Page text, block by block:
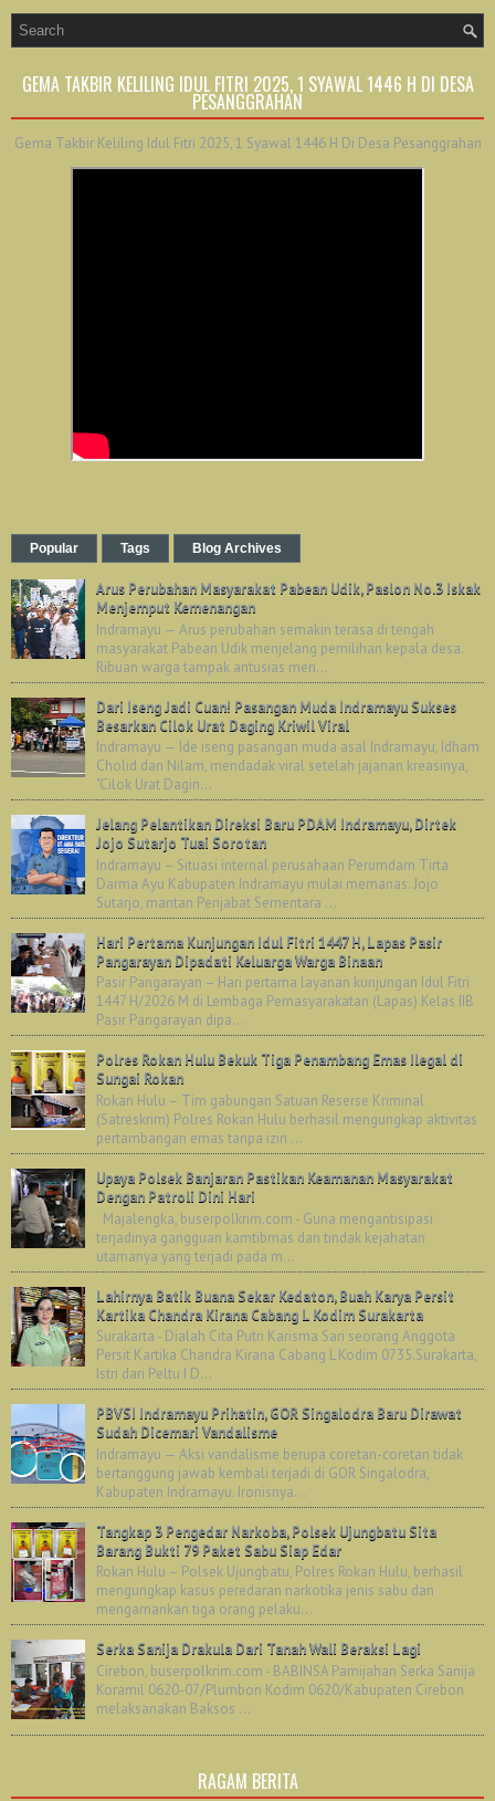
GEMA TAKBIR KELILING IDUL FITRI 2025, 1 SYAWAL 1446 H DI DESA
PESANGGRAHAN
Gema Takbir Keliling Idul Fitri 2025, 1 Syawal 1446 H Di Desa Pesanggrahan
Popular Tags Blog Archives
Arus Perubahan Masyarakat Pabean Udik, Paslon No.3 Iskak
Menjemput Kemenangan
Indramayu — Arus perubahan semakin terasa di tengah
masyarakat Pabean Udik menjelang pemilihan kepala desa.
Ribuan warga tampak antusias men...
Dari Iseng Jadi Cuan! Pasangan Muda Indramayu Sukses
Besarkan Cilok Urat Daging Kriwil Viral
Indramayu — Ide iseng pasangan muda asal Indramayu, Idham
Cholid dan Nilam, mendadak viral setelah jajanan kreasinya,
"Cilok Urat Dagin...
Jelang Pelantikan Direksi Baru PDAM Indramayu, Dirtek
Jojo Sutarjo Tuai Sorotan
Indramayu – Situasi internal perusahaan Perumdam Tirta
Darma Ayu Kabupaten Indramayu mulai memanas. Jojo
Sutarjo, mantan Penjabat Sementara ...
Hari Pertama Kunjungan Idul Fitri 1447 H, Lapas Pasir
Pangarayan Dipadati Keluarga Warga Binaan
Pasir Pangarayan – Hari pertama layanan kunjungan Idul Fitri
1447 H/2026 M di Lembaga Pemasyarakatan (Lapas) Kelas IIB
Pasir Pangarayan dipa...
Polres Rokan Hulu Bekuk Tiga Penambang Emas Ilegal di
Sungai Rokan
Rokan Hulu – Tim gabungan Satuan Reserse Kriminal
(Satreskrim) Polres Rokan Hulu berhasil mengungkap aktivitas
pertambangan emas tanpa izin ...
Upaya Polsek Banjaran Pastikan Keamanan Masyarakat
Dengan Patroli Dini Hari
Majalengka, buserpolkrim.com - Guna mengantisipasi
terjadinya gangguan kamtibmas dan tindak kejahatan
utamanya yang terjadi pada m...
Lahirnya Batik Buana Sekar Kedaton, Buah Karya Persit
Kartika Chandra Kirana Cabang L Kodim Surakarta
Surakarta - Dialah Cita Putri Karisma Sari seorang Anggota
Persit Kartika Chandra Kirana Cabang L Kodim 0735.Surakarta,
Istri dari Peltu I D...
PBVSI Indramayu Prihatin, GOR Singalodra Baru Dirawat
Sudah Dicemari Vandalisme
Indramayu — Aksi vandalisme berupa coretan-coretan tidak
bertanggung jawab kembali terjadi di GOR Singalodra,
Kabupaten Indramayu. Ironisnya...
Tangkap 3 Pengedar Narkoba, Polsek Ujungbatu Sita
Barang Bukti 79 Paket Sabu Siap Edar
Rokan Hulu – Polsek Ujungbatu, Polres Rokan Hulu, berhasil
mengungkap kasus peredaran narkotika jenis sabu dan
mengamankan tiga orang pelaku...
Serka Sanija Drakula Dari Tanah Wali Beraksi Lagi
Cirebon, buserpolkrim.com - BABINSA Pamijahan Serka Sanija
Koramil 0620-07/Plumbon Kodim 0620/Kabupaten Cirebon
melaksanakan Baksos ...
RAGAM BERITA